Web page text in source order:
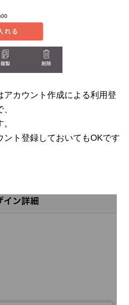
アカウント作成による利用登
ント登録しておいてもOKです